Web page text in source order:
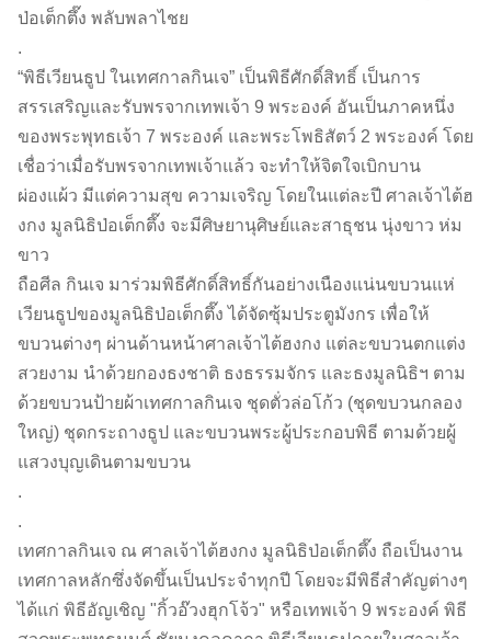
ป่อเต็กตึ๊ง พลับพลาไชย
.
“พิธีเวียนธูป ในเทศกาลกินเจ” เป็นพิธีศักดิ์สิทธิ์ เป็นการ
สรรเสริญและรับพรจากเทพเจ้า 9 พระองค์ อันเป็นภาคหนึ่ง
ของพระพุทธเจ้า 7 พระองค์ และพระโพธิสัตว์ 2 พระองค์ โดย
เชื่อว่าเมื่อรับพรจากเทพเจ้าแล้ว จะทำให้จิตใจเบิกบาน
ผ่องแผ้ว มีแต่ความสุข ความเจริญ โดยในแต่ละปี ศาลเจ้าไต้ฮ
งกง มูลนิธิป่อเต็กตึ๊ง จะมีศิษยานุศิษย์และสาธุชน นุ่งขาว ห่ม
ขาว
ถือศีล กินเจ มาร่วมพิธีศักดิ์สิทธิ์กันอย่างเนืองแน่นขบวนแห่
เวียนธูปของมูลนิธิป่อเต็กตึ๊ง ได้จัดซุ้มประตูมังกร เพื่อให้
ขบวนต่างๆ ผ่านด้านหน้าศาลเจ้าไต้ฮงกง แต่ละขบวนตกแต่ง
สวยงาม นำด้วยกองธงชาติ ธงธรรมจักร และธงมูลนิธิฯ ตาม
ด้วยขบวนป้ายผ้าเทศกาลกินเจ ชุดตั่วล่อโก้ว (ชุดขบวนกลอง
ใหญ่) ชุดกระถางธูป และขบวนพระผู้ประกอบพิธี ตามด้วยผู้
แสวงบุญเดินตามขบวน
.
.
เทศกาลกินเจ ณ ศาลเจ้าไต้ฮงกง มูลนิธิป่อเต็กตึ๊ง ถือเป็นงาน
เทศกาลหลักซึ่งจัดขึ้นเป็นประจำทุกปี โดยจะมีพิธีสำคัญต่างๆ
ได้แก่ พิธีอัญเชิญ "กิ้วอ๊วงฮุกโจ้ว" หรือเทพเจ้า 9 พระองค์ พิธี